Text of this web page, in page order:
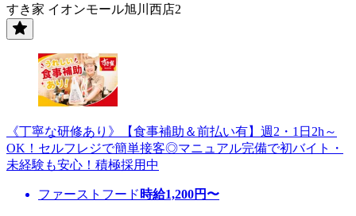
すき家 イオンモール旭川西店2
《丁寧な研修あり》【食事補助＆前払い有】週2・1日2h～
OK！セルフレジで簡単接客◎マニュアル完備で初バイト・
未経験も安心！積極採用中
ファーストフード 時給1,200円〜